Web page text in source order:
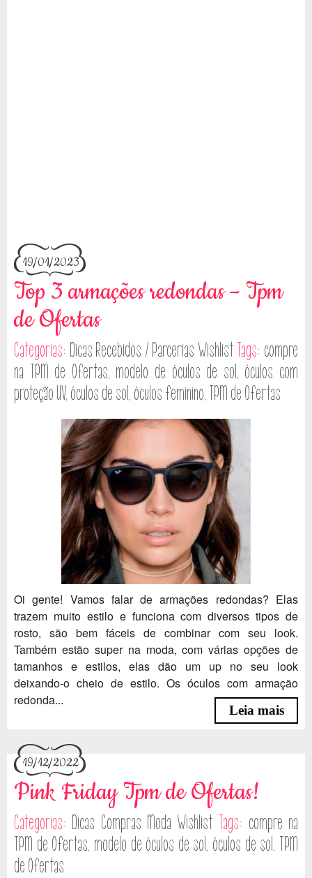
19/01/2023
Top 3 armações redondas – Tpm
de Ofertas
Categorias: Dicas Recebidos / Parcerias Wishlist Tags: compre
na TPM de Ofertas, modelo de óculos de sol, óculos com
proteção UV, óculos de sol, óculos feminino, TPM de Ofertas
Oi gente! Vamos falar de armações redondas? Elas
trazem muito estilo e funciona com diversos tipos de
rosto, são bem fáceis de combinar com seu look.
Também estão super na moda, com várias opções de
tamanhos e estilos, elas dão um up no seu look
deixando-o cheio de estilo. Os óculos com armação
redonda...
Leia mais
19/12/2022
Pink Friday Tpm de Ofertas!
Categorias: Dicas Compras Moda Wishlist Tags: compre na
TPM de Ofertas, modelo de óculos de sol, óculos de sol, TPM
de Ofertas